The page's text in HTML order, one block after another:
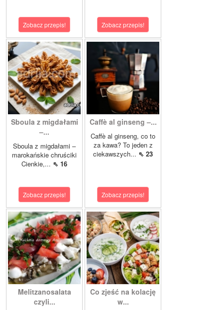
Zobacz przepis! Zobacz przepis!
Sboula z migdałami
–...
Sboula z migdałami –
marokańskie chruściki
Cienkie,... ⇖ 16
Zobacz przepis!
Caffè al ginseng –...
Caffè al ginseng, co to
za kawa? To jeden z
ciekawszych... ⇖ 23
Zobacz przepis!
Melitzanosalata
czyli...
Co zjeść na kolację
w...